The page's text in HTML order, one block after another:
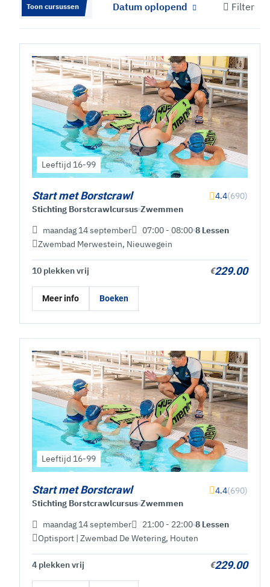
Toon cursussen Datum oplopend Filter
Leeftijd 16-99
Start met Borstcrawl 4.4(690)
Stichting Borstcrawlcursus Zwemmen
maandag 14 september
07:00 - 08:00 8 Lessen
Zwembad Merwestein, Nieuwegein
10 plekken vrij €229.00
Meer info Boeken
Leeftijd 16-99
Start met Borstcrawl 4.4(690)
Stichting Borstcrawlcursus Zwemmen
maandag 14 september
21:00 - 22:00 8 Lessen
Optisport | Zwembad De Wetering, Houten
4 plekken vrij €229.00